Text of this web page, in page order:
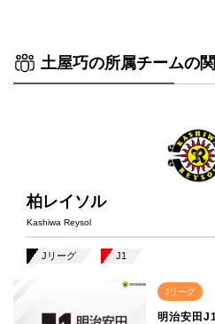
土屋巧の所属チームの
柏レイソル
Kashiwa Reysol
Jリーグ J1
Jリーグ
明治安田